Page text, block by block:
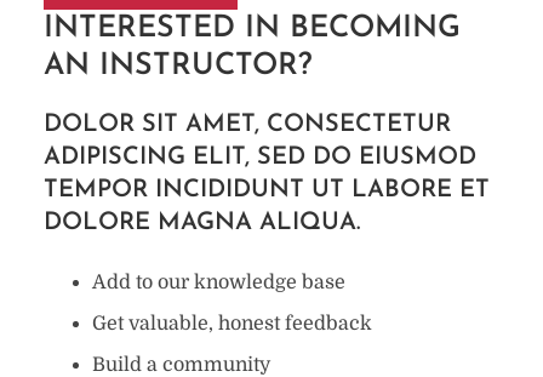
INTERESTED IN BECOMING
AN INSTRUCTOR?
DOLOR SIT AMET, CONSECTETUR
ADIPISCING ELIT, SED DO EIUSMOD
TEMPOR INCIDIDUNT UT LABORE ET
DOLORE MAGNA ALIQUA.
Add to our knowledge base
Get valuable, honest feedback
Build a community